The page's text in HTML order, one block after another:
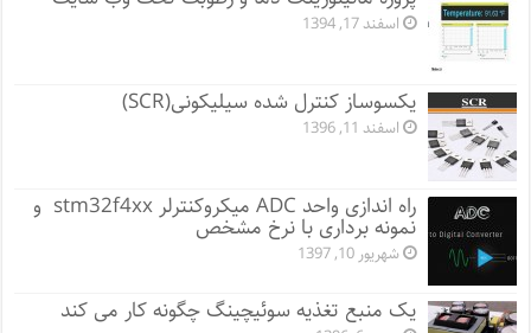
اسفند 17, 1394
یکسوساز کنترل شده سیلیکونی(SCR)
اسفند 11, 1396
راه اندازی واحد ADC میکروکنترلر stm32f4xx و
نمونه برداری با نرخ مشخص
شهریور 10, 1397
یک منبع تغذیه سوئیچینگ چگونه کار می کند